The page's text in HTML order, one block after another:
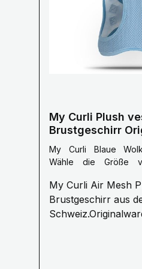
My Curli Plush
Brustgeschirr
Labelumstellung
My Curli Blaue
Wähle die Größe
Brustumfang
My Curli Air Mesh
Brustgeschirr aus